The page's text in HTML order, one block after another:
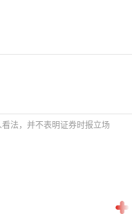
法，并不表明证券时报立场